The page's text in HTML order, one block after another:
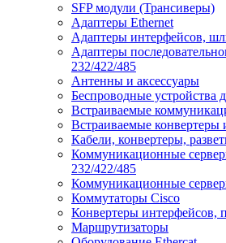
SFP модули (Трансиверы)
Адаптеры Ethernet
Адаптеры интерфейсов,
Адаптеры
232/422/485
Антенны и аксессуары
Беспроводные устройства
Встраиваемые
Встраиваемые конвертеры
Кабели, конвертеры,
Коммуникационные
232/422/485
Коммуникационные
Коммутаторы Cisco
Конвертеры интерфейсов,
Маршрутизаторы